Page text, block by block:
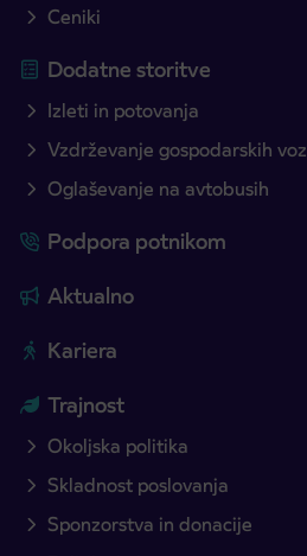
Ceniki
Dodatne storitve
Izleti in potovanja
Vzdrževanje gospodarskih
Oglaševanje na avtobusih
Podpora potnikom
Aktualno
Kariera
Trajnost
Okoljska politika
Skladnost poslovanja
Sponzorstva in donacije